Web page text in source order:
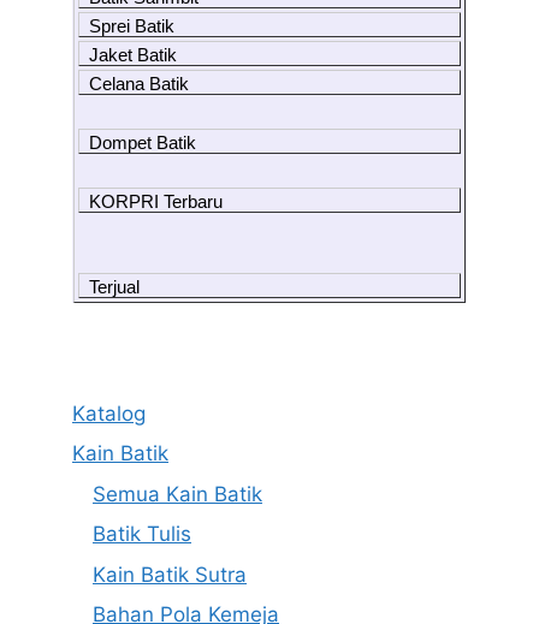
Sprei Batik
Jaket Batik
Celana Batik
Dompet Batik
KORPRI Terbaru
Terjual
Katalog
Kain Batik
Semua Kain Batik
Batik Tulis
Kain Batik Sutra
Bahan Pola Kemeja